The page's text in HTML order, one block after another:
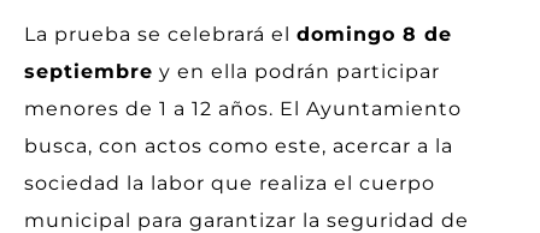
La prueba se celebrará el domingo 8 de
septiembre y en ella podrán participar
menores de 1 a 12 años. El Ayuntamiento
busca, con actos como este, acercar a la
sociedad la labor que realiza el cuerpo
municipal para garantizar la seguridad de